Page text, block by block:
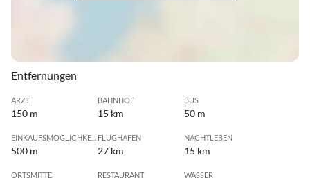
Entfernungen
ARZT
150 m
BAHNHOF
15 km
BUS
50 m
500 m
FLUGHAFEN
27 km
NACHTLEBEN
15 km
ORTSMITTE RESTAURANT WASSER